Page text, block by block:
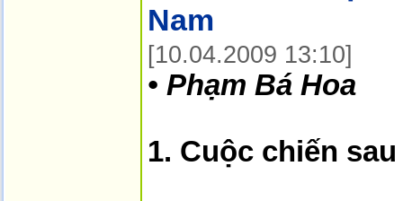
Nam
[10.04.2009 13:10]
• Phạm Bá Hoa
1. Cuộc chiến